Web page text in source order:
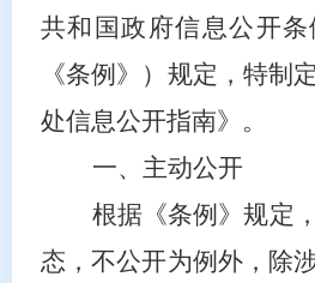
共和国政府信息公开
《条例》）规定，特制
处信息公开指南》。
一、主动公开
根据《条例》规定
态，不公开为例外，除